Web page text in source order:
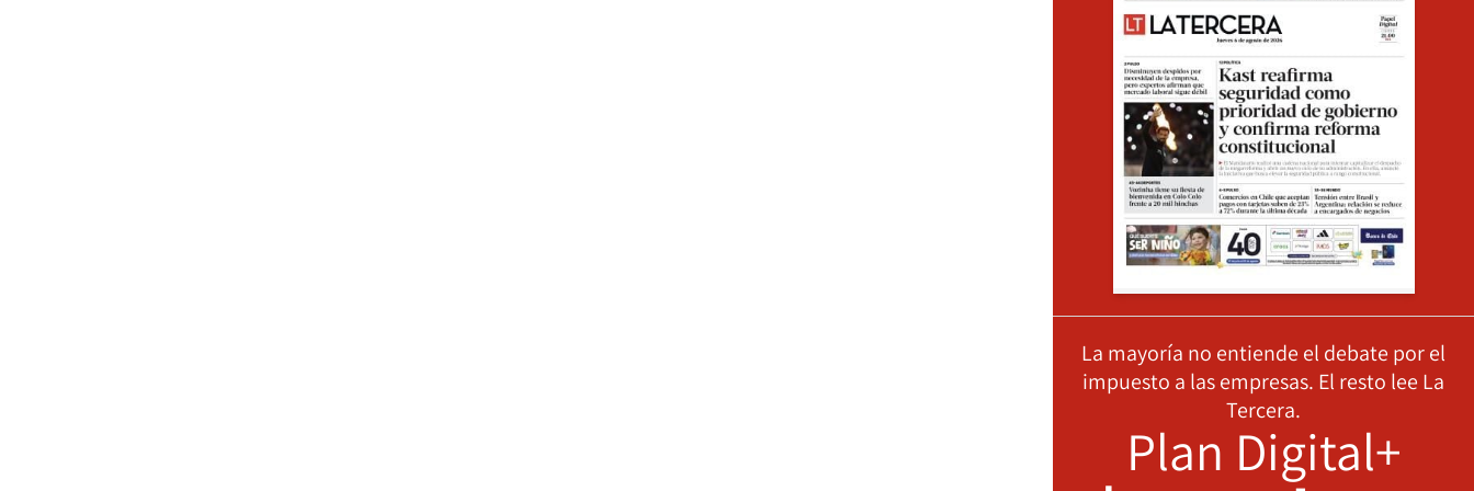
La mayoría no entiende el debate por el
impuesto a las empresas. El resto lee La
Tercera.
Plan Digital+